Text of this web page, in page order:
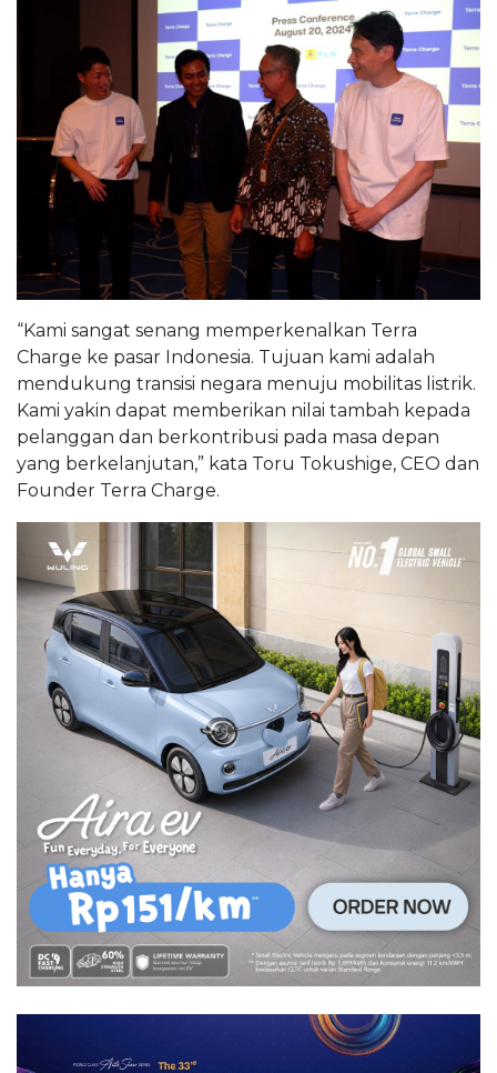
“Kami sangat senang memperkenalkan Terra
Charge ke pasar Indonesia. Tujuan kami adalah
mendukung transisi negara menuju mobilitas listrik.
Kami yakin dapat memberikan nilai tambah kepada
pelanggan dan berkontribusi pada masa depan
yang berkelanjutan,” kata Toru Tokushige, CEO dan
Founder Terra Charge.